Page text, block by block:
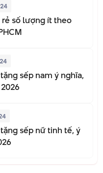
rẻ số lượng ít theo
sếp nam ý nghĩa,
sếp nữ tinh tế, ý